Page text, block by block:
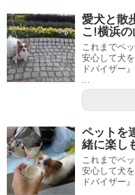
愛犬と散
こ!横浜
これまでペ
安心して犬
ドバイザー
...
ペットを
緒に楽し
これまでペ
安心して犬
ドバイザー